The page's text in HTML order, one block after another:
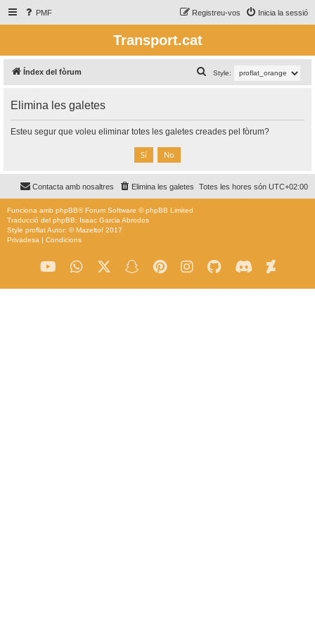
PMF Inicia la sessió
Registreu-vos
Transport.cat
Índex del fòrum Style:
e
c
Elimina les galetes
Esteu segur que voleu eliminar totes les galetes creades pel fòrum?
Totes les hores són UTC+02:00
Elimina les galetes
Contacta amb nosaltres
Funciona amb phpBB® Forum Software © phpBB Limited
Traducció del phpBB: Isaac Garcia Abrodos
Style proflatAutor: ©Mazeltof 2017
Privadesa | Condicions